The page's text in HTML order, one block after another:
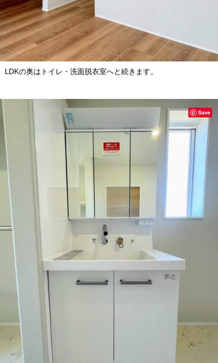
LDKの奥はトイレ・洗面脱衣室へと続きます。
Save